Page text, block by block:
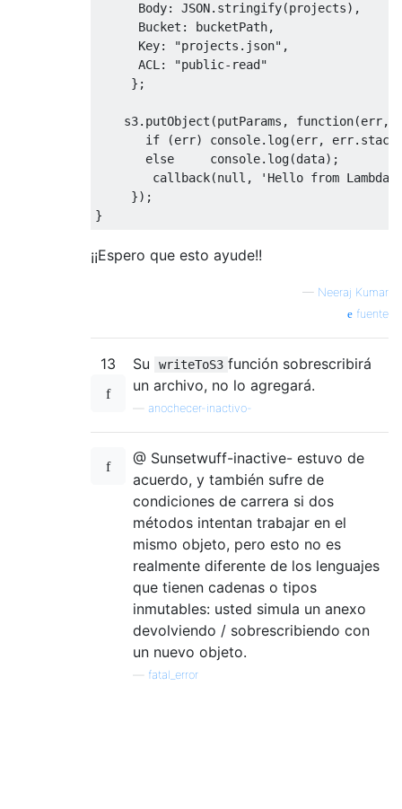
      Body: JSON.stringify(projects),
      Bucket: bucketPath,
      Key: "projects.json",
      ACL: "public-read"
     };
s3.putObject(putParams, function(err,
if (err) console.log(err,
else     console.log(data);
callback(null, 'Hello from
     });
¡¡Espero que esto ayude!!
— Neeraj Kumar
fuente
13 Su writeToS3 función sobrescribirá
un archivo, no lo agregará.
anochecer-inactivo-
@ Sunsetwuff-inactive- estuvo de
acuerdo, y también sufre de
condiciones de carrera si dos
métodos intentan trabajar en el
mismo objeto, pero esto no es
realmente diferente de los lenguajes
que tienen cadenas o tipos
inmutables: usted simula un anexo
devolviendo / sobrescribiendo con
un nuevo objeto.
fatal_error